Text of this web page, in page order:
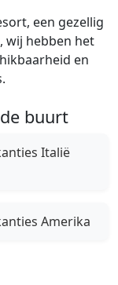
een gezellig
wij hebben het
en
buurt
Italië
Amerika